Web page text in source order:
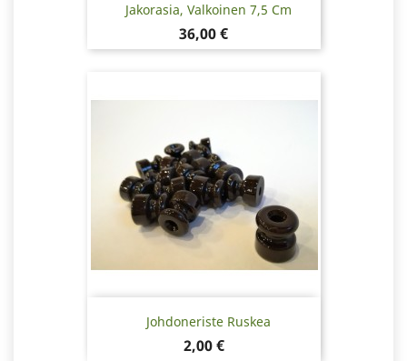
Jakorasia, Valkoinen 7,5 Cm
Hinta
36,00 €
Johdoneriste Ruskea
Hinta
2,00 €